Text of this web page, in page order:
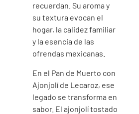
recuerdan. Su aroma y
su textura evocan el
hogar, la calidez familiar
y la esencia de las
ofrendas mexicanas.
En el Pan de Muerto con
Ajonjolí de Lecaroz, ese
legado se transforma en
sabor. El ajonjolí tostado